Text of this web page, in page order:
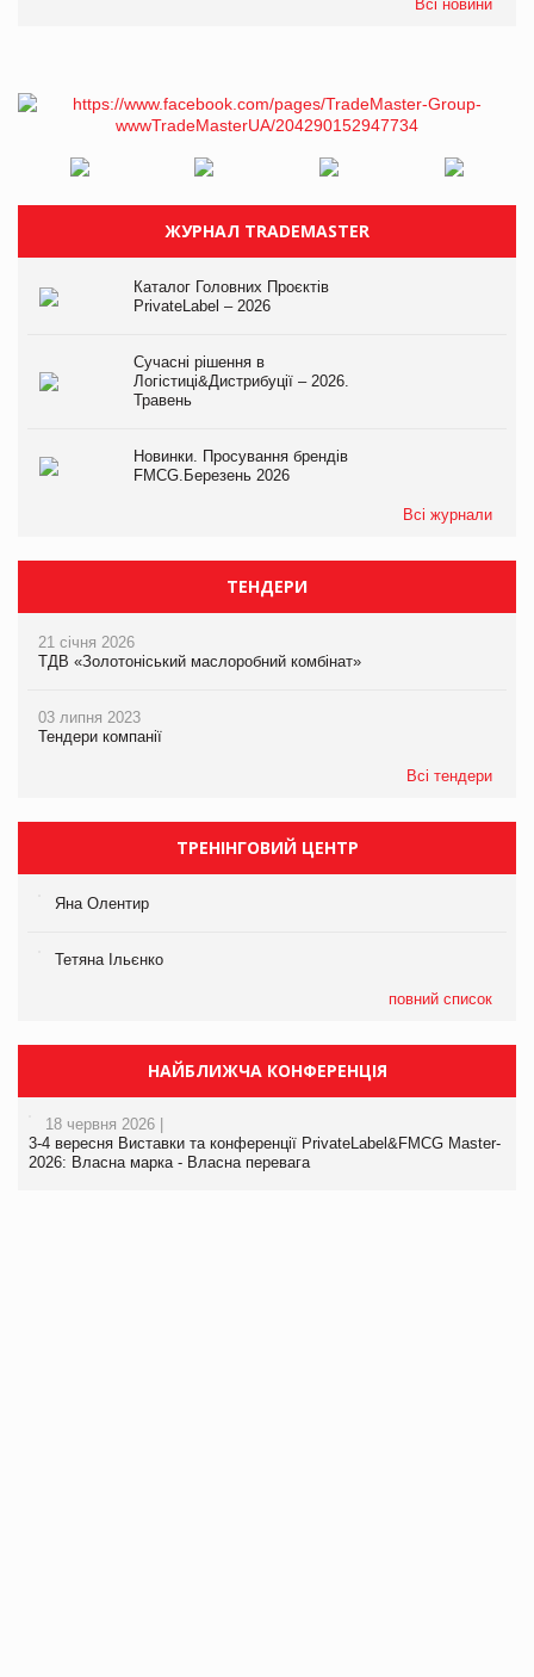
Всі новини
ЖУРНАЛ TRADEMASTER
Каталог Головних Проєктів
PrivateLabel – 2026
Сучасні рішення в
Логістиці&Дистрибуції – 2026.
Травень
Новинки. Просування брендів
FMCG.Березень 2026
Всі журнали
ТЕНДЕРИ
21 січня 2026
ТДВ «Золотоніський маслоробний комбінат»
03 липня 2023
Тендери компанії
Всі тендери
ТРЕНІНГОВИЙ ЦЕНТР
Яна Олентир
Тетяна Ільєнко
повний список
НАЙБЛИЖЧА КОНФЕРЕНЦІЯ
18 червня 2026 |
3-4 вересня Виставки та конференції PrivateLabel&FMCG Master-
2026: Власна марка - Власна перевага